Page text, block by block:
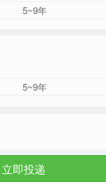
5~9年
5~9年
立即投递